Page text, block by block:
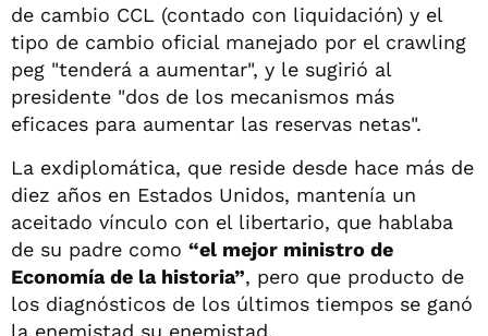
de cambio CCL (contado con liquidación) y el
tipo de cambio oficial manejado por el crawling
peg "tenderá a aumentar", y le sugirió al
presidente "dos de los mecanismos más
eficaces para aumentar las reservas netas".
La exdiplomática, que reside desde hace más de
diez años en Estados Unidos, mantenía un
aceitado vínculo con el libertario, que hablaba
de su padre como “el mejor ministro de
Economía de la historia”, pero que producto de
los diagnósticos de los últimos tiempos se ganó
la enemistad su enemistad.